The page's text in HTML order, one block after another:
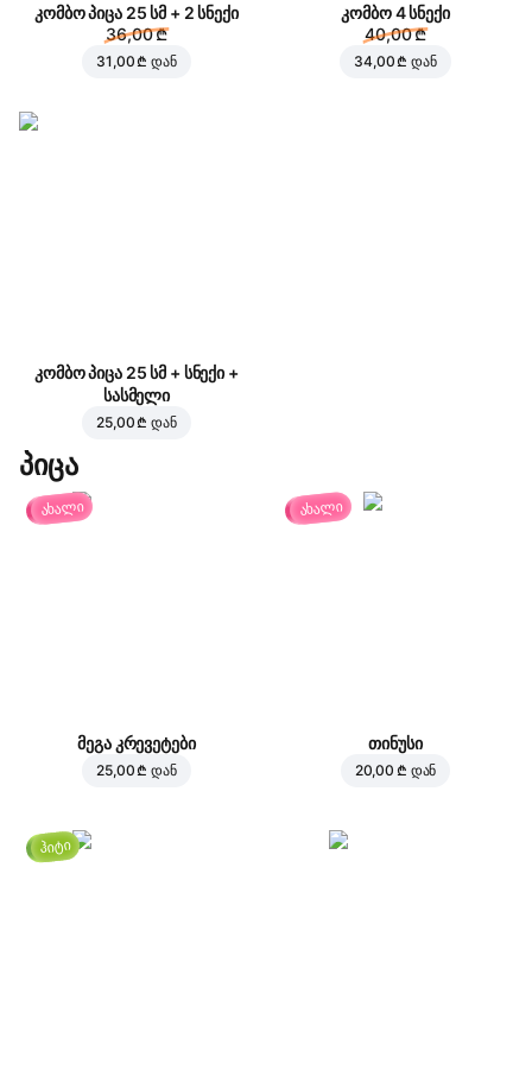
კომბო პიცა 25 სმ + 2 სნექი
36,00 ₾
31,00 ₾ დან
კომბო 4 სნექი
40,00 ₾
34,00 ₾ დან
კომბო პიცა 25 სმ + სნექი +
სასმელი
25,00 ₾ დან
პიცა
ახალი
მეგა კრევეტები
25,00 ₾ დან
ახალი
თინუსი
20,00 ₾ დან
ჰიტი